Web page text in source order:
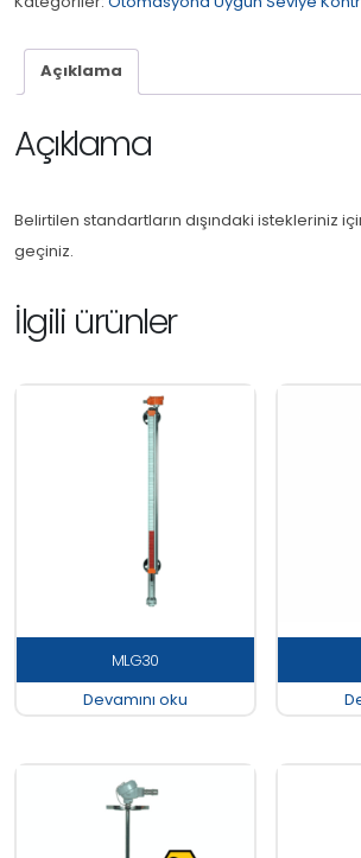
Açıklama
Açıklama
Belirtilen standartların dışındaki istekleriniz
geçiniz.
İlgili ürünler
MLG30
Devamını oku